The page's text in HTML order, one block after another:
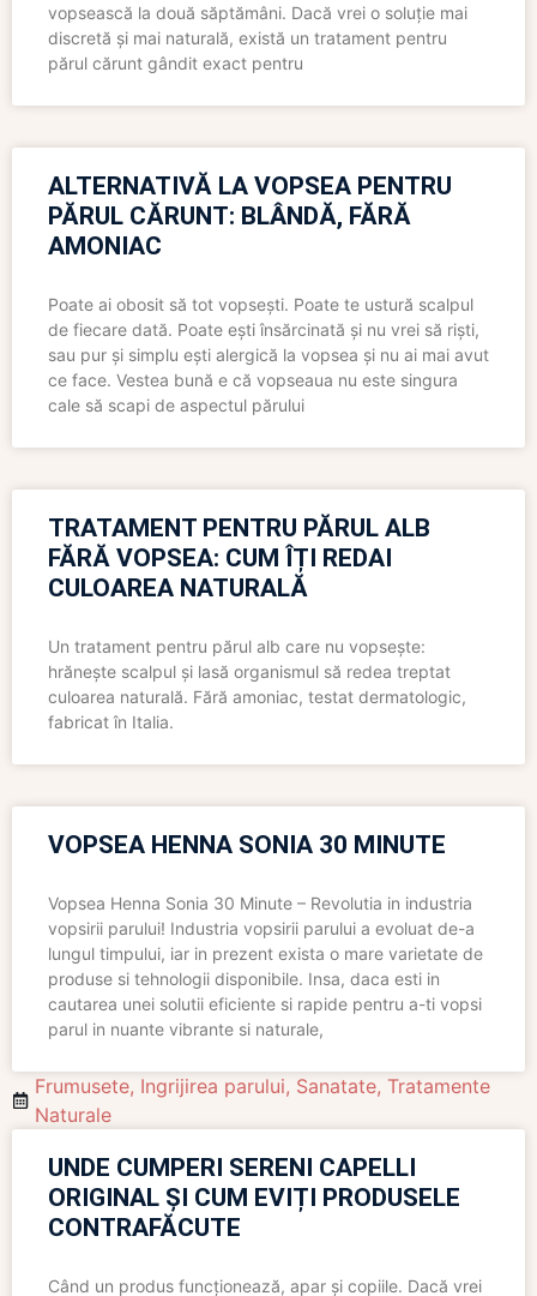
vopsească la două săptămâni. Dacă vrei o soluție mai
discretă și mai naturală, există un tratament pentru
părul cărunt gândit exact pentru
ALTERNATIVĂ LA VOPSEA PENTRU
PĂRUL CĂRUNT: BLÂNDĂ, FĂRĂ
AMONIAC
Poate ai obosit să tot vopsești. Poate te ustură scalpul
de fiecare dată. Poate ești însărcinată și nu vrei să riști,
sau pur și simplu ești alergică la vopsea și nu ai mai avut
ce face. Vestea bună e că vopseaua nu este singura
cale să scapi de aspectul părului
TRATAMENT PENTRU PĂRUL ALB
FĂRĂ VOPSEA: CUM ÎȚI REDAI
CULOAREA NATURALĂ
Un tratament pentru părul alb care nu vopsește:
hrănește scalpul și lasă organismul să redea treptat
culoarea naturală. Fără amoniac, testat dermatologic,
fabricat în Italia.
VOPSEA HENNA SONIA 30 MINUTE
Vopsea Henna Sonia 30 Minute – Revolutia in industria
vopsirii parului! Industria vopsirii parului a evoluat de-a
lungul timpului, iar in prezent exista o mare varietate de
produse si tehnologii disponibile. Insa, daca esti in
cautarea unei solutii eficiente si rapide pentru a-ti vopsi
parul in nuante vibrante si naturale,
Frumusete, Ingrijirea parului, Sanatate, Tratamente
Naturale
UNDE CUMPERI SERENI CAPELLI
ORIGINAL ȘI CUM EVIȚI PRODUSELE
CONTRAFĂCUTE
Când un produs funcționează, apar și copiile. Dacă vrei